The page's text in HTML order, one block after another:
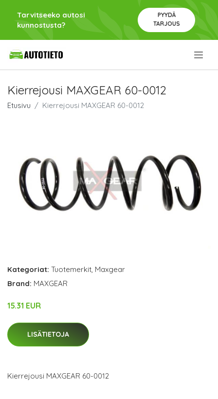
Tarvitseeko autosi
kunnostusta?
PYYDÄ
TARJOUS
Kierrejousi MAXGEAR 60-0012
Etusivu Kierrejousi MAXGEAR 60-0012
Kategoriat: Tuotemerkit, Maxgear
Brand: MAXGEAR
15.31 EUR
LISÄTIETOJA
Kierrejousi MAXGEAR 60-0012